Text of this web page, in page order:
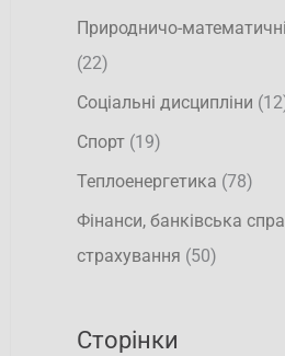
Природничо-
(22)
Соціальні дисципліни
Спорт (19)
Теплоенергетика (78)
Фінанси, банківська
страхування (50)
Сторінки